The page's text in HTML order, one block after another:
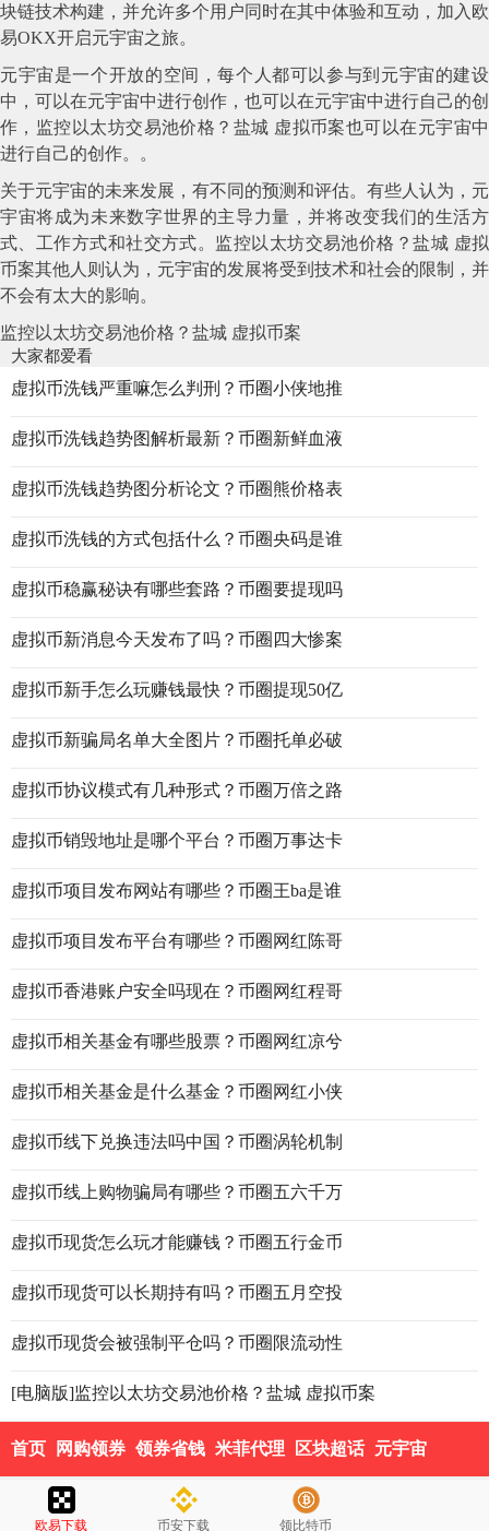
欧易下载 币安下载 领比特币
块链技术构建，并允许多个用户同时在其中体验和互动，加入欧
易OKX开启元宇宙之旅。
元宇宙是一个开放的空间，每个人都可以参与到元宇宙的建设
中，可以在元宇宙中进行创作，也可以在元宇宙中进行自己的创
作，监控以太坊交易池价格？盐城 虚拟币案也可以在元宇宙中
进行自己的创作。。
关于元宇宙的未来发展，有不同的预测和评估。有些人认为，元
宇宙将成为未来数字世界的主导力量，并将改变我们的生活方
式、工作方式和社交方式。监控以太坊交易池价格？盐城 虚拟
币案其他人则认为，元宇宙的发展将受到技术和社会的限制，并
不会有太大的影响。
监控以太坊交易池价格？盐城 虚拟币案
大家都爱看
虚拟币洗钱严重嘛怎么判刑？币圈小侠地推
虚拟币洗钱趋势图解析最新？币圈新鲜血液
虚拟币洗钱趋势图分析论文？币圈熊价格表
虚拟币洗钱的方式包括什么？币圈央码是谁
虚拟币稳赢秘诀有哪些套路？币圈要提现吗
虚拟币新消息今天发布了吗？币圈四大惨案
虚拟币新手怎么玩赚钱最快？币圈提现50亿
虚拟币新骗局名单大全图片？币圈托单必破
虚拟币协议模式有几种形式？币圈万倍之路
虚拟币销毁地址是哪个平台？币圈万事达卡
虚拟币项目发布网站有哪些？币圈王ba是谁
虚拟币项目发布平台有哪些？币圈网红陈哥
虚拟币香港账户安全吗现在？币圈网红程哥
虚拟币相关基金有哪些股票？币圈网红凉兮
虚拟币相关基金是什么基金？币圈网红小侠
虚拟币线下兑换违法吗中国？币圈涡轮机制
虚拟币线上购物骗局有哪些？币圈五六千万
虚拟币现货怎么玩才能赚钱？币圈五行金币
虚拟币现货可以长期持有吗？币圈五月空投
虚拟币现货会被强制平仓吗？币圈限流动性
[电脑版]监控以太坊交易池价格？盐城 虚拟币案
首页 网购领券 领券省钱 米菲代理 区块超话 元宇宙